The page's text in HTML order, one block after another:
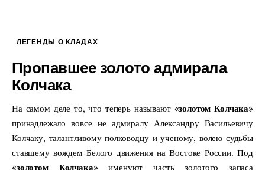
ЛЕГЕНДЫ О КЛАДАХ
Пропавшее золото адмирала
Колчака
На самом деле то, что теперь называют «золотом Колчака»
принадлежало вовсе не адмиралу Александру Васильевичу
Колчаку, талантливому полководцу и ученому, волею судьбы
ставшему вождем Белого движения на Востоке России. Под
«золотом Колчака» именуют часть золотого запаса